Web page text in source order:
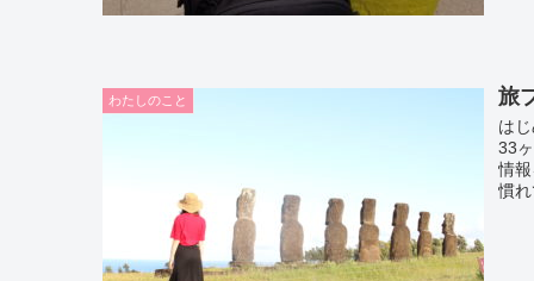
わたしのこと 旅
は
33
情
慣